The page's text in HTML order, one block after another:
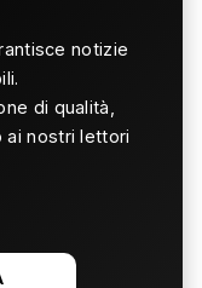
notizie
di qualità,
ai nostri lettori